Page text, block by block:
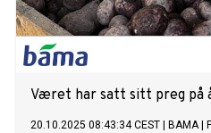
Været har satt sitt preg
20.10.2025 08:43:34 CEST BAMA|